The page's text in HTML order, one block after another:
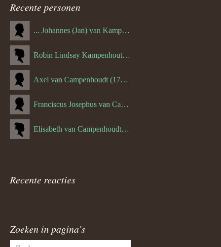
Recente personen
... Johannes (Jan) van Kampenhout (1311.)
Robin Lindsay Kampenhout (1346.) (06-03-2023)
Axel van Campenhoudt (1738.)
Franciscus Josephus van Campenhoudt (1719.) (10-08-1875)
Elisabeth van Campenhoudt (1716.) (28-05-1870)
Recente reacties
Zoeken in pagina’s